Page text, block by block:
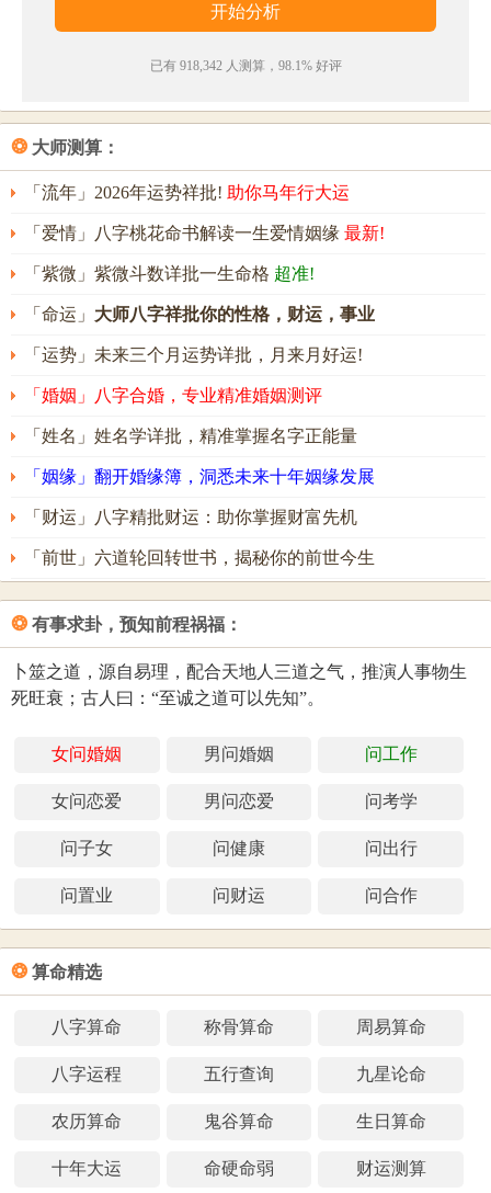
树义的姓名五行组合是：
重，待人热情，做事主动，能承受大的压力。其人意
志坚定，在恶劣环境中也能随遇而安，能忍受艰苦，
常有贵人相助，能靠自身的努力开辟一番属于自己的
事业。
树义名字能打多少分？
树义名字评分为：92分（评分由卜易居根据姓名五格
数理测算得出，仅供参考）
已有 918,342 人测算，98.1% 好评
❂ 大师测算：
「流年」2026年运势祥批! 助你马年行大运
「爱情」八字桃花命书解读一生爱情姻缘 最新!
「紫微」紫微斗数详批一生命格 超准!
「命运」 大师八字祥批你的性格，财运，事业
「运势」未来三个月运势详批，月来月好运!
「婚姻」八字合婚，专业精准婚姻测评
「姓名」姓名学详批，精准掌握名字正能量
「姻缘」翻开婚缘簿，洞悉未来十年姻缘发展
「财运」八字精批财运：助你掌握财富先机
「前世」六道轮回转世书，揭秘你的前世今生
❂ 有事求卦，预知前程祸福：
卜筮之道，源自易理，配合天地人三道之气，推演人事物生
死旺衰；古人曰：“至诚之道可以先知”。
女问婚姻 男问婚姻 问工作
女问恋爱 男问恋爱 问考学
问子女 问健康 问出行
问置业 问财运 问合作
❂ 算命精选
八字算命 称骨算命 周易算命
八字运程 五行查询 九星论命
农历算命 鬼谷算命 生日算命
十年大运 命硬命弱 财运测算